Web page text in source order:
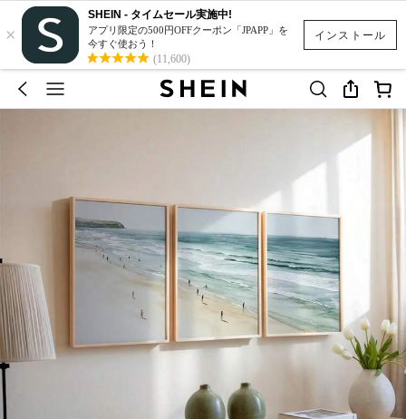
インストール
×
SHEIN - タイムセール実施中!
アプリ限定の500円OFFクーポン「JPAPP」を
今すぐ使おう！
(11,600)